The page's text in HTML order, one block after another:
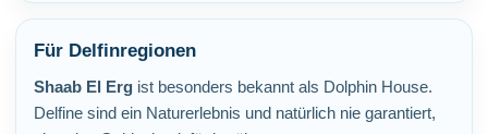
Für Delfinregionen
Shaab El Erg ist besonders bekannt als Dolphin House.
Delfine sind ein Naturerlebnis und natürlich nie garantiert,